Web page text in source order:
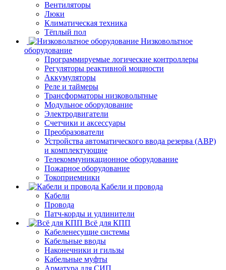
Вентиляторы
Люки
Климатическая техника
Тёплый пол
Низковольтное
оборудование
Программируемые логические контроллеры
Регуляторы реактивной мощности
Аккумуляторы
Реле и таймеры
Трансформаторы низковольтные
Модульное оборудование
Электродвигатели
Счетчики и аксессуары
Преобразователи
Устройства автоматического ввода резерва (АВР)
и комплектующие
Телекоммуникационное оборудование
Пожарное оборудование
Токоприемники
Кабели и провода
Кабели
Провода
Патч-корды и удлинители
Всё для КПП
Кабеленесущие системы
Кабельные вводы
Наконечники и гильзы
Кабельные муфты
Арматура для СИП